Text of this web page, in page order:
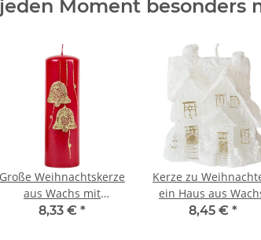
Moment besonders
Große Weihnachtskerze
aus Wachs mit
goldenen Glocken,
8,33 € *
Kerze zu
ein Haus aus
Figurenkerze
8,45 € *